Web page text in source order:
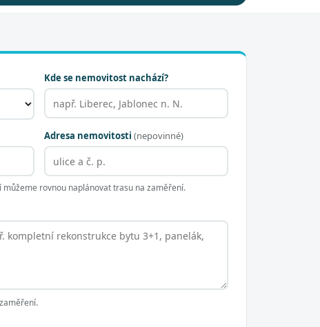
Kde se nemovitost nachází?
Adresa nemovitosti (nepovinné)
rovnou naplánovat trasu na zaměření.